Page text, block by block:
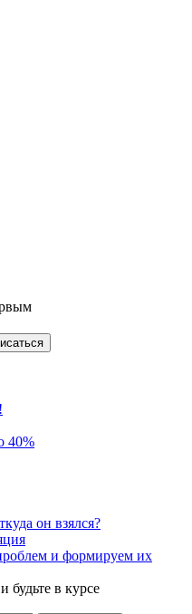
40%
он взялся?
и формируем их
будьте в курсе